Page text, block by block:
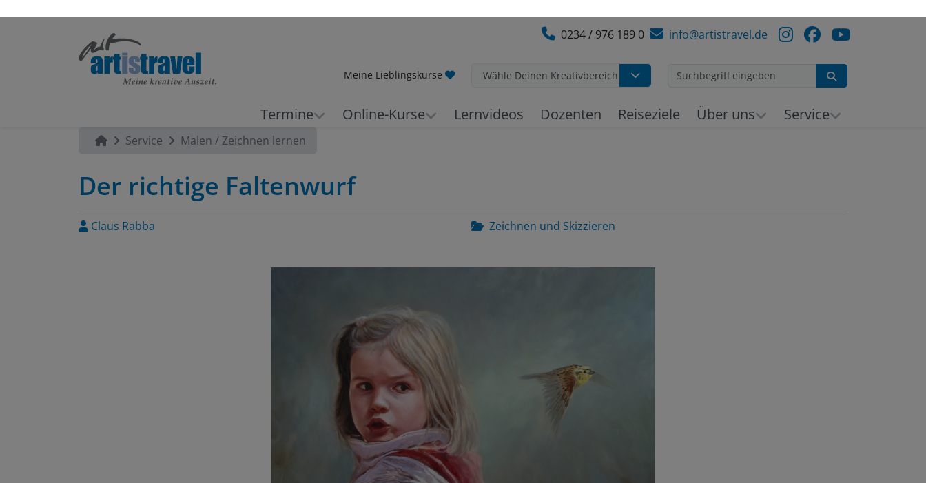
0234 / 976 189 0 info@artistravel.de
Service Malen / Zeichnen lernen
Der richtige Faltenwurf
Claus Rabba Zeichnen und Skizzieren